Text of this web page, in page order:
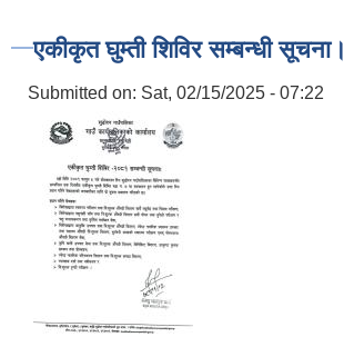
एकीकृत घुम्ती शिविर सम्बन्धी सूचना।
Submitted on: Sat, 02/15/2025 - 07:22